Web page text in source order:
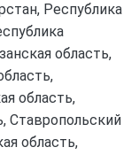
Республика
область,
область,
Ставропольский
область,